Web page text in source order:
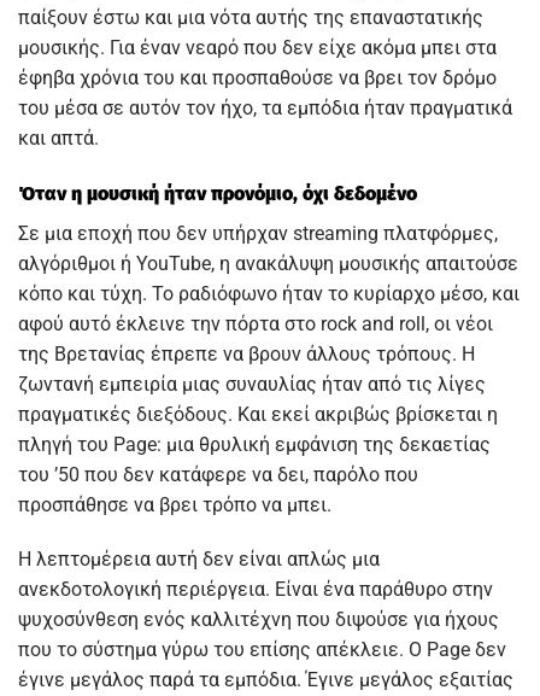
παίξουν έστω και μια νότα αυτής της επαναστατικής
μουσικής. Για έναν νεαρό που δεν είχε ακόμα μπει στα
έφηβα χρόνια του και προσπαθούσε να βρει τον δρόμο
του μέσα σε αυτόν τον ήχο, τα εμπόδια ήταν πραγματικά
και απτά.
Όταν η μουσική ήταν προνόμιο, όχι δεδομένο
Σε μια εποχή που δεν υπήρχαν streaming πλατφόρμες,
αλγόριθμοι ή YouTube, η ανακάλυψη μουσικής απαιτούσε
κόπο και τύχη. Το ραδιόφωνο ήταν το κυρίαρχο μέσο, και
αφού αυτό έκλεινε την πόρτα στο rock and roll, οι νέοι
της Βρετανίας έπρεπε να βρουν άλλους τρόπους. Η
ζωντανή εμπειρία μιας συναυλίας ήταν από τις λίγες
πραγματικές διεξόδους. Και εκεί ακριβώς βρίσκεται η
πληγή του Page: μια θρυλική εμφάνιση της δεκαετίας
του ’50 που δεν κατάφερε να δει, παρόλο που
προσπάθησε να βρει τρόπο να μπει.
Η λεπτομέρεια αυτή δεν είναι απλώς μια
ανεκδοτολογική περιέργεια. Είναι ένα παράθυρο στην
ψυχοσύνθεση ενός καλλιτέχνη που διψούσε για ήχους
που το σύστημα γύρω του επίσης απέκλειε. Ο Page δεν
έγινε μεγάλος παρά τα εμπόδια. Έγινε μεγάλος εξαιτίας